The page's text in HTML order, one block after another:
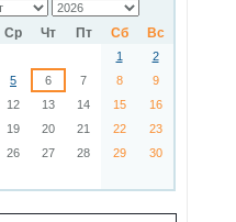
Ср Чт Пт Сб Вс
1
2
5 6 7 8
9
12 13 14 15
16
19 20 21 22
23
26 27 28 29
30